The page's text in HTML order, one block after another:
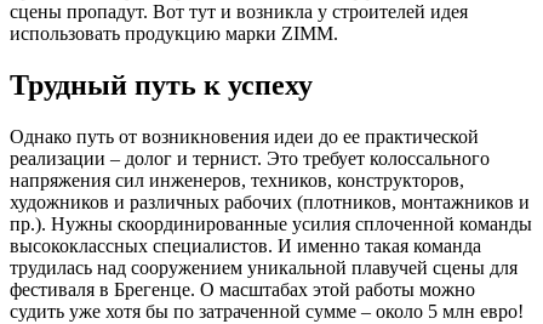
сцены пропадут. Вот тут и возникла у строителей идея
использовать продукцию марки ZIMM.
Трудный путь к успеху
Однако путь от возникновения идеи до ее практической
реализации – долог и тернист. Это требует колоссального
напряжения сил инженеров, техников, конструкторов,
художников и различных рабочих (плотников, монтажников и
пр.). Нужны скоординированные усилия сплоченной команды
высококлассных специалистов. И именно такая команда
трудилась над сооружением уникальной плавучей сцены для
фестиваля в Брегенце. О масштабах этой работы можно
судить уже хотя бы по затраченной сумме – около 5 млн евро!